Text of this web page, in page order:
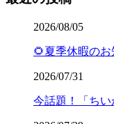
2026/08/05
🌻夏季休暇のお
2026/07/31
今話題！「ち